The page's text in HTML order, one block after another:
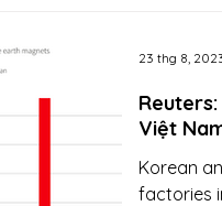
Việt
Korean
factories
23 thg 8,